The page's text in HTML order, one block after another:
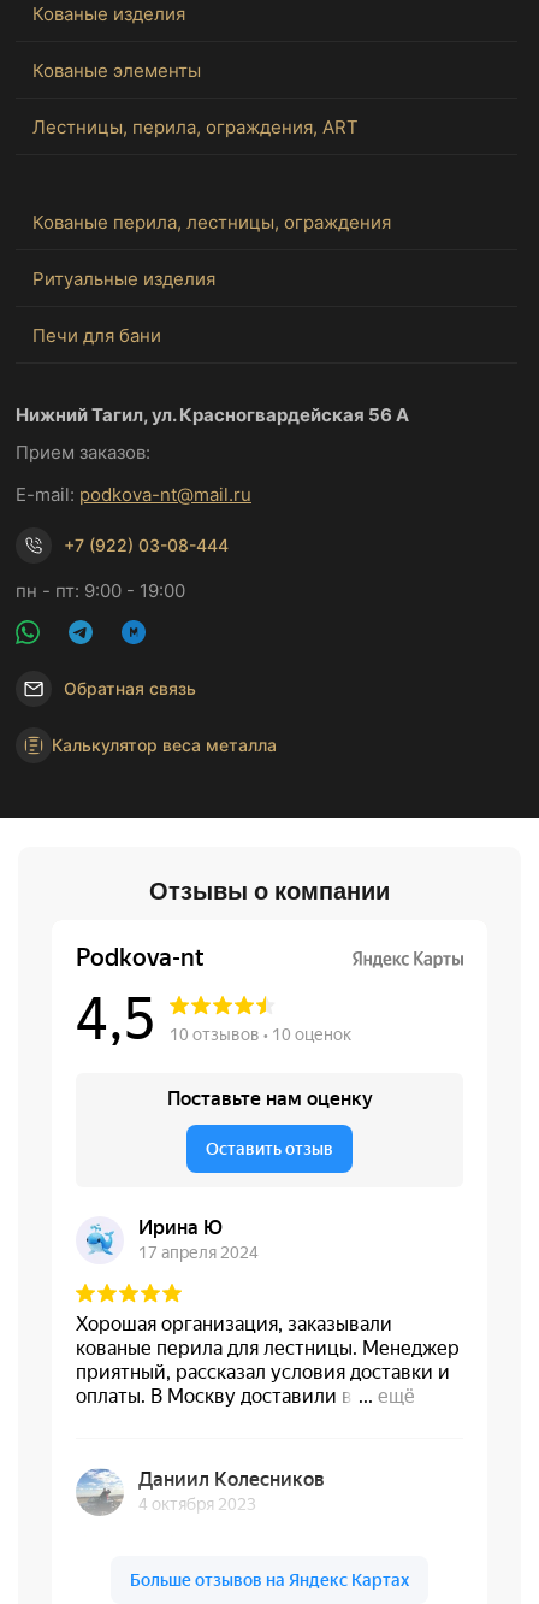
Кованые изделия
Кованые элементы
Лестницы, перила, ограждения, ART
Кованые перила, лестницы, ограждения
Ритуальные изделия
Печи для бани
Нижний Тагил, ул. Красногвардейская 56 А
Прием заказов:
E-mail: podkova-nt@mail.ru
+7 (922) 03-08-444
пн - пт: 9:00 - 19:00
Обратная связь
Калькулятор веса металла
Отзывы о компании